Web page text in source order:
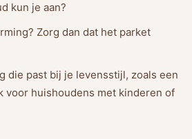
kun je aan?
Zorg dan dat het parket
die past bij je levensstijl, zoals een
voor huishoudens met kinderen of